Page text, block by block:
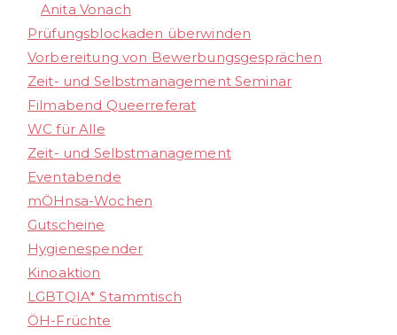
Anita Vonach
Prüfungsblockaden überwinden
Vorbereitung von Bewerbungsgesprächen
Zeit- und Selbstmanagement Seminar
Filmabend Queerreferat
WC für Alle
Zeit- und Selbstmanagement
Eventabende
mÖHnsa-Wochen
Gutscheine
Hygienespender
Kinoaktion
LGBTQIA* Stammtisch
ÖH-Früchte